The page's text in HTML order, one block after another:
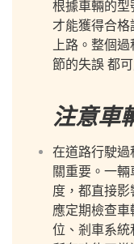
根據車輛的
才能獲得合
上路。整個
節的失誤 都
注意車
在道路行駛過
關重要。一
度，都直接
應定期檢查
位、剎車系